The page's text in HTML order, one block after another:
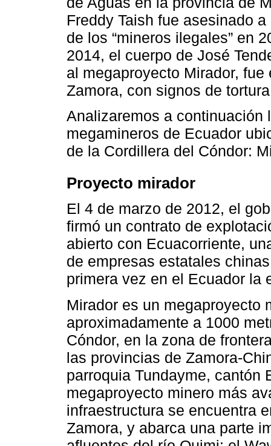
Freddy Taish fue asesinado
de los “mineros ilegales” en
2014, el cuerpo de José
al megaproyecto Mirador,
Zamora, con signos de
Analizaremos a continuación
megamineros de Ecuador
de la Cordillera del Cóndor:
Proyecto mirador
El 4 de marzo de 2012, el
firmó un contrato de
abierto con Ecuacorriente,
de empresas estatales
primera vez en el Ecuador la
Mirador es un megaproyecto
aproximadamente a 1000
Cóndor, en la zona de
las provincias de Zamora-
parroquia Tundayme, cantón
megaproyecto minero más
infraestructura se encuentra
Zamora, y abarca una parte